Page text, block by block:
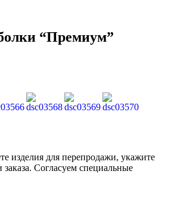
“Премиум”
изделия для перепродажи, укажите
Согласуем специальные